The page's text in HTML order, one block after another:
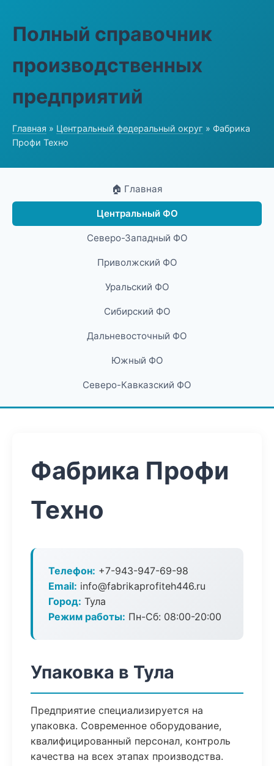
Полный справочник
производственных
предприятий
Главная » Центральный федеральный округ » Фабрика
Профи Техно
🏠 Главная
Центральный ФО
Северо-Западный ФО
Приволжский ФО
Уральский ФО
Сибирский ФО
Дальневосточный ФО
Южный ФО
Северо-Кавказский ФО
Фабрика Профи
Техно
Телефон: +7-943-947-69-98
Email: info@fabrikaprofiteh446.ru
Город: Тула
Режим работы: Пн-Сб: 08:00-20:00
Упаковка в Тула
Предприятие специализируется на
упаковка. Современное оборудование,
квалифицированный персонал, контроль
качества на всех этапах производства.